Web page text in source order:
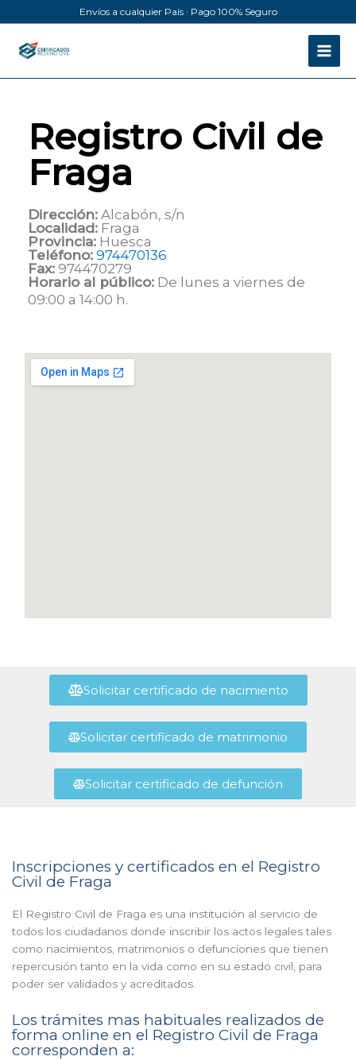
al
contenido
Envíos a cualquier País · Pago 100% Seguro
Registro Civil de
Fraga
Dirección: Alcabón, s/n
Localidad: Fraga
Provincia: Huesca
Teléfono: 974470136
Fax: 974470279
Horario al público: De lunes a viernes de
09:00 a 14:00 h.
Solicitar certificado de nacimiento
Solicitar certificado de matrimonio
Solicitar certificado de defunción
Inscripciones y certificados en el Registro
Civil de Fraga
El Registro Civil de Fraga es una institución al servicio de
todos los ciudadanos donde inscribir los actos legales tales
como nacimientos, matrimonios o defunciones que tienen
repercusión tanto en la vida como en su estado civil, para
poder ser validados y acreditados.
Los trámites mas habituales realizados de
forma online en el Registro Civil de Fraga
corresponden a: